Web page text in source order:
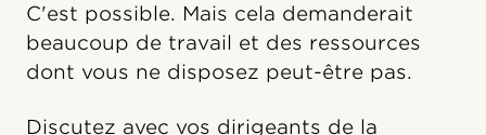
C'est possible. Mais cela demanderait
beaucoup de travail et des ressources
dont vous ne disposez peut-être pas.
Discutez avec vos dirigeants de la